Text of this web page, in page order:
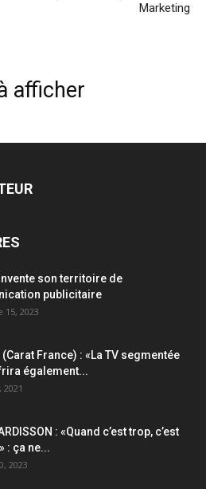
Marketing
afficher
son territoire de
publicitaire
2023
(Carat France) : «La TV segmentée
également...
: «Quand c’est trop, c’est
: ça ne...
2023